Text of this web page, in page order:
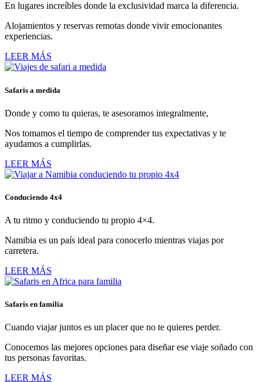
En lugares increíbles donde la exclusividad marca la diferencia.
Alojamientos y reservas remotas donde vivir emocionantes
experiencias.
LEER MÁS
Safaris a medida
Donde y como tu quieras, te asesoramos integralmente,
Nos tomamos el tiempo de comprender tus expectativas y te
ayudamos a cumplirlas.
LEER MÁS
Conduciendo 4x4
A tu ritmo y conduciendo tu propio 4×4.
Namibia es un país ideal para conocerlo mientras viajas por
carretera.
LEER MÁS
Safaris en familia
Cuando viajar juntos es un placer que no te quieres perder.
Conocemos las mejores opciones para diseñar ese viaje soñado con
tus personas favoritas.
LEER MÁS